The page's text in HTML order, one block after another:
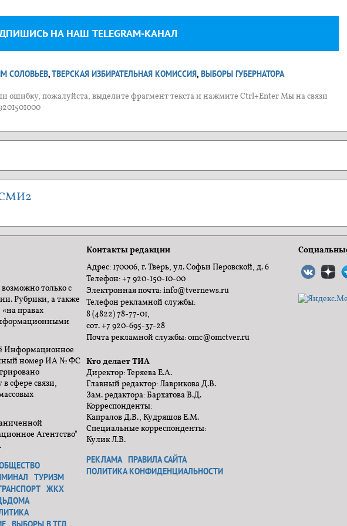
НА НАШ TELEGRAM-КАНАЛ
СОЛОВЬЕВ,ТВЕРСКАЯ ИЗБИРАТЕЛЬНАЯ КОМИССИЯ, ВЫБОРЫ ГУБЕРНАТОРА
ошибку, пожалуйста, выделите фрагмент текста и нажмите Ctrl+Enter Мы на связи
только с
Рубрики, а также
правах
Информационное
номер ИА № ФС
сфере связи,
Агентство"
ТУРИЗМ
ЖКХ
Контакты редакции
Адрес: 170006, г. Тверь, ул. Софьи Перовской, д. 6
Телефон: +7 920-150-10-00
Электронная почта: info@tvernews.ru
Телефон рекламной службы:
8 (4822) 78-77-01,
сот. +7 920-695-37-28
Почта рекламной службы: omc@omctver.ru
Кто делает ТИА
Директор: Теряева Е.А.
Главный редактор: Лаврикова Д.В.
Зам. редактора: Бархатова В.Д.
Корреспонденты:
Капралов Д.В., Кудряшов Е.М.
Специальные корреспонденты:
Кулик Л.В.
РЕКЛАМА ПРАВИЛА САЙТА
ПОЛИТИКА КОНФИДЕНЦИАЛЬНОСТИ